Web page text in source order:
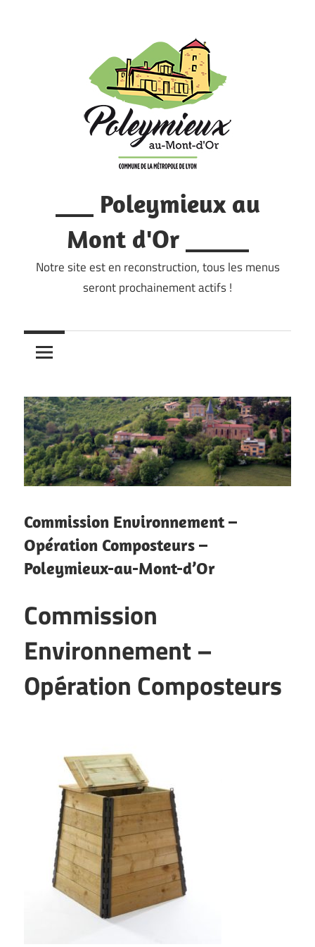
___ Poleymieux au
Mont d'Or _____
Notre site est en reconstruction, tous les menus
seront prochainement actifs !
Commission Environnement –
Opération Composteurs –
Poleymieux-au-Mont-d’Or
Commission
Environnement –
Opération Composteurs